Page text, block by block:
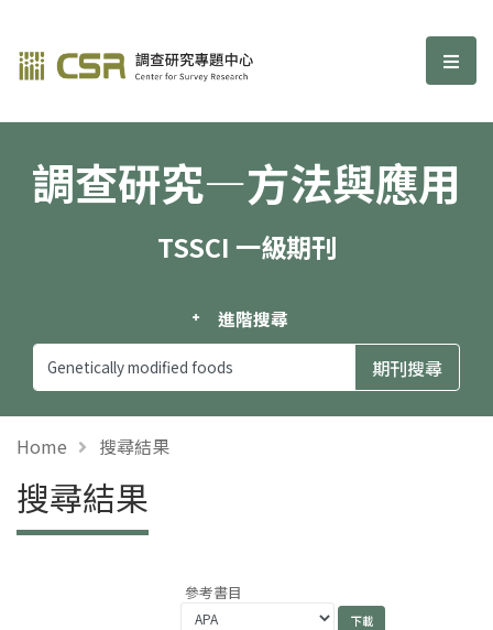
調查研究—方法與應用期刊 選
調查研究—方法與應用
TSSCI 一級期刊
進階搜尋
Home 搜尋結果
搜尋結果
參考書目